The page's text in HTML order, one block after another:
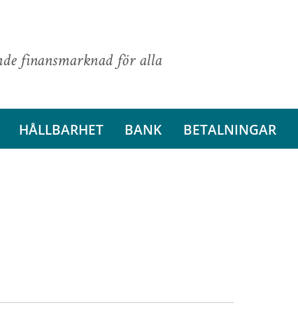
finansmarknad för alla
HÅLLBARHET BANK BETALNINGAR